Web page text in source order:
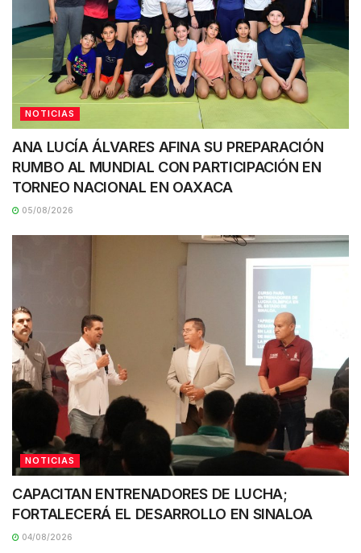
NOTICIAS
ANA LUCÍA ÁLVARES AFINA SU PREPARACIÓN
RUMBO AL MUNDIAL CON PARTICIPACIÓN EN
TORNEO NACIONAL EN OAXACA
05/08/2026
NOTICIAS
CAPACITAN ENTRENADORES DE LUCHA;
FORTALECERÁ EL DESARROLLO EN SINALOA
04/08/2026